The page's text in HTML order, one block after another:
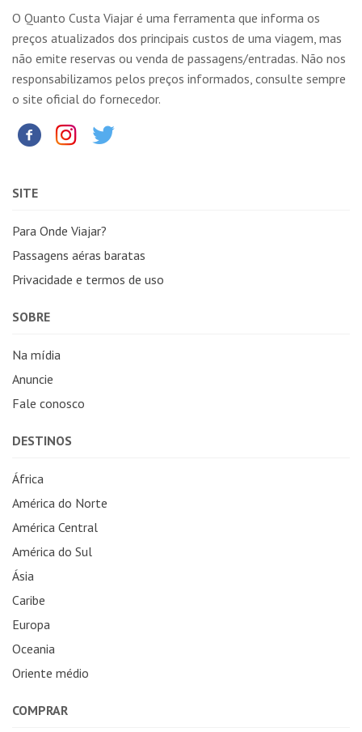
O Quanto Custa Viajar é uma ferramenta que informa os
preços atualizados dos principais custos de uma viagem, mas
não emite reservas ou venda de passagens/entradas. Não nos
responsabilizamos pelos preços informados, consulte sempre
o site oficial do fornecedor.
SITE
Para Onde Viajar?
Passagens aéras baratas
Privacidade e termos de uso
SOBRE
Na mídia
Anuncie
Fale conosco
DESTINOS
África
América do Norte
América Central
América do Sul
Ásia
Caribe
Europa
Oceania
Oriente médio
COMPRAR